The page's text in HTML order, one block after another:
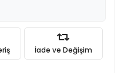
İade ve Değişim